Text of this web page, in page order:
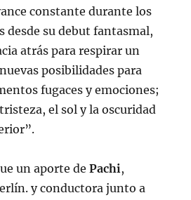
constante durante los
desde su debut fantasmal,
atrás para respirar un
posibilidades para
fugaces y emociones;
el sol y la oscuridad
un aporte dePachi,
y conductora junto a